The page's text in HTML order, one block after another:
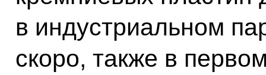
в индустриальном
скоро, также в